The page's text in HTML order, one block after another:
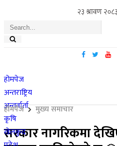
२३ श्रावण
होमपेज
अन्तराष्ट्रिय
अन्तर्वार्ता
कृषि
खेलकुद
होमपेज मुख्य समाचार
सरकार नागरिकमा